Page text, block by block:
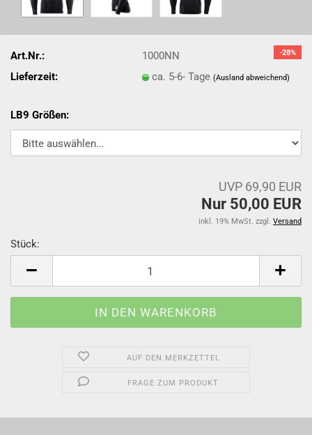
-28%
Art.Nr.:
1000NN
Lieferzeit:
ca. 5-6- Tage(Ausland abweichend)
LB9 Größen:
UVP 69,90 EUR
Nur 50,00 EUR
inkl. 19% MwSt. zzgl. Versand
Stück:
AUF DEN MERKZETTEL
FRAGE ZUM PRODUKT